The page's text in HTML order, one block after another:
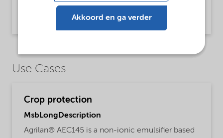
PDS Agrilan AEC145 (English)
Product Data Sheet | application/pdf (33,4 KB) | English
Use Cases
Crop protection
MsbLongDescription
Agrilan® AEC145 is a non-ionic emulsifier based
Akkoord en ga verder